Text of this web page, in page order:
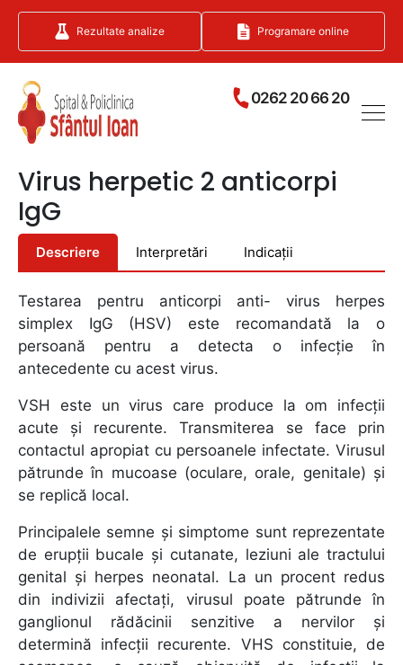
0262 20 66 20
Rezultate analize Programare online
Virus herpetic 2 anticorpi
IgG
Descriere Interpretări Indicații
Testarea pentru anticorpi anti- virus herpes
simplex IgG (HSV) este recomandată la o
persoană pentru a detecta o infecție în
antecedente cu acest virus.
VSH este un virus care produce la om infecții
acute și recurente. Transmiterea se face prin
contactul apropiat cu persoanele infectate. Virusul
pătrunde în mucoase (oculare, orale, genitale) și
se replică local.
Principalele semne și simptome sunt reprezentate
de erupții bucale și cutanate, leziuni ale tractului
genital și herpes neonatal. La un procent redus
din indivizii afectați, virusul poate pătrunde în
ganglionul rădăcinii senzitive a nervilor și
determină infecții recurente. VHS constituie, de